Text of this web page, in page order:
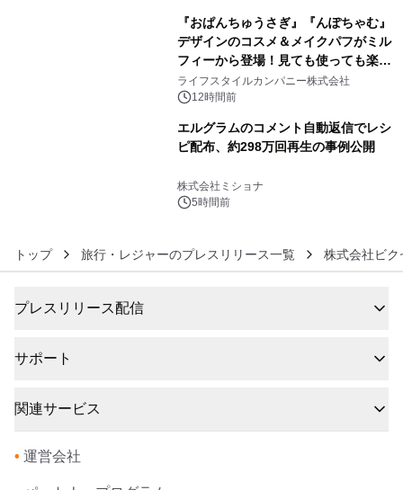
『おぱんちゅうさぎ』『んぽちゃむ』
デザインのコスメ＆メイクパフがミル
フィーから登場！見ても使っても楽し
い、ポップでキュートなコレクショ
ン。
ライフスタイルカンパニー株式会社
12時間前
エルグラムのコメント自動返信でレシ
ピ配布、約298万回再生の事例公開
株式会社ミショナ
5時間前
トップ 旅行・レジャーのプレスリリース一覧 株式会社ビク
プレスリリース配信
サポート
関連サービス
• 運営会社